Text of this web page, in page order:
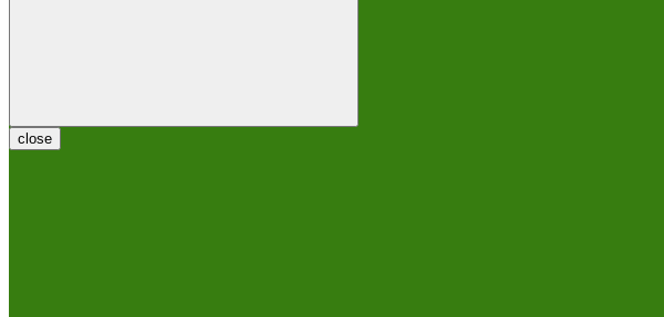
close